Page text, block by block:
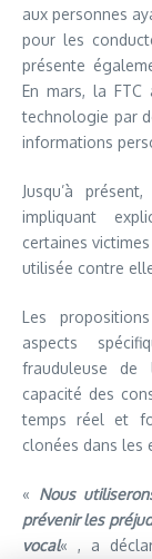
aux personnes
pour les
présente
En mars, la
technologie par
informations
Jusqu’à présent,
impliquant
certaines
utilisée contre
Les
aspects
frauduleuse
capacité des
temps réel et
clonées dans les
« Nous
prévenir les
vocal« , a